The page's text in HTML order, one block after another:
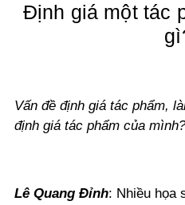
Định giá một tác
Vấn đề định giá tác phẩm,
định giá tác phẩm của
Lê Quang Đỉnh: Nhiều họa